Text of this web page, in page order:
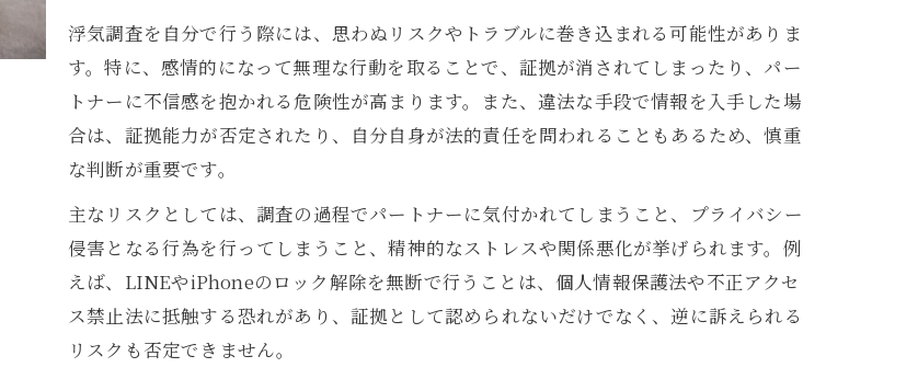
LINE履歴を活用した浮気調査の実践法
浮気調査アプリ利用時の注意点
浮気調査アプリの合法性とリスク分析
リスク最小限で証拠を集める方法を解説
浮気調査でリスクを下げる証拠集め一覧
自分でできる浮気調査の安全対策
浮気調査の証拠を確実に残す方法
LINEやレシート活用の浮気調査術
浮気調査で証拠が白だった場合の対応
浮気調査を自分で行う際には、思わぬリスクやトラブルに巻き込まれる可能性がありま
す。特に、感情的になって無理な行動を取ることで、証拠が消されてしまったり、パー
トナーに不信感を抱かれる危険性が高まります。また、違法な手段で情報を入手した場
合は、証拠能力が否定されたり、自分自身が法的責任を問われることもあるため、慎重
な判断が重要です。
主なリスクとしては、調査の過程でパートナーに気付かれてしまうこと、プライバシー
侵害となる行為を行ってしまうこと、精神的なストレスや関係悪化が挙げられます。例
えば、LINEやiPhoneのロック解除を無断で行うことは、個人情報保護法や不正アクセ
ス禁止法に抵触する恐れがあり、証拠として認められないだけでなく、逆に訴えられる
リスクも否定できません。